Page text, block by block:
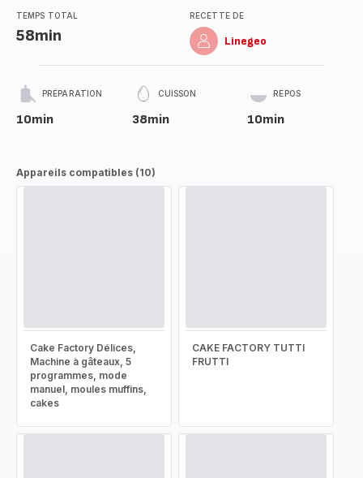
TEMPS TOTAL
58min
RECETTE DE
Linegeo
PRÉPARATION
10min
CUISSON
38min
REPOS
10min
Appareils compatibles (10)
Cake Factory Délices,
Machine à gâteaux, 5
programmes, mode
manuel, moules muffins,
cakes
CAKE FACTORY TUTTI
FRUTTI